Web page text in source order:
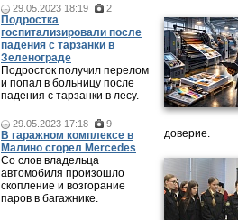
29.05.2023 18:19 2
Подростка
госпитализировали после
падения с тарзанки в
Зеленограде
Подросток получил перелом
и попал в больницу после
падения с тарзанки в лесу.
29.05.2023 17:18 9
В гаражном комплексе в
Малино сгорел Mercedes
Со слов владельца
автомобиля произошло
скопление и возгорание
паров в багажнике.
доверие.